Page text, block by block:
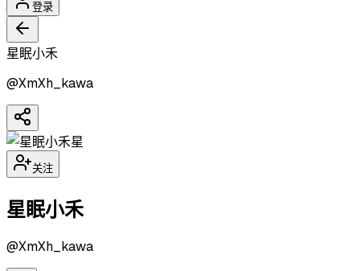
登录
星眠小禾
@XmXh_kawa
星
关注
星眠小禾
@XmXh_kawa